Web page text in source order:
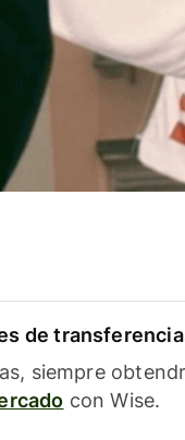
de
siempre
con Wise.